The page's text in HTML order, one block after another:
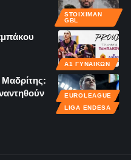
STOIXIMAN
GBL
Α1 ΓΥΝΑΙΚΏΝ
EUROLEAGUE
LIGA ENDESA
Μαδρίτης: